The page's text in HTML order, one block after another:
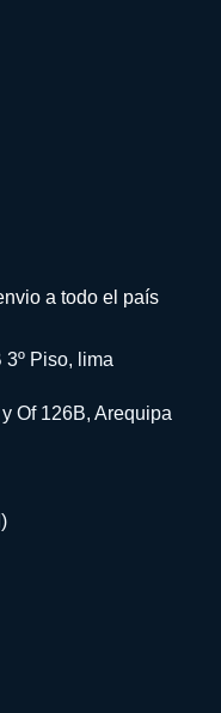
a todo el país
Piso, lima
Of 126B, Arequipa